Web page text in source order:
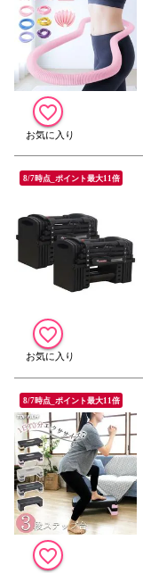
8/7時点_ポイント最大11倍
8/7時点_ポイント最大11倍